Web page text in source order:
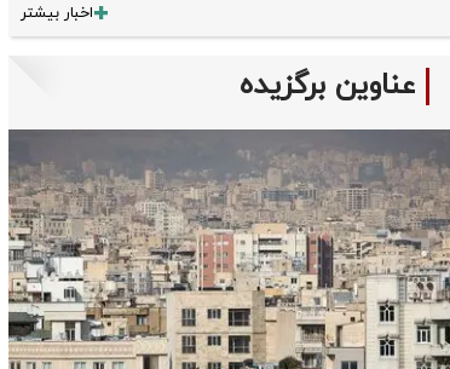
اخبار بیشتر
عناوین برگزیده